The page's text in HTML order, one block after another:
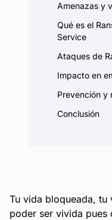
Amenazas y
Qué es el
Service
Ataques de
Impacto en
Prevención y
Conclusión
Tu vida bloqueada, tu
poder ser vivida pues